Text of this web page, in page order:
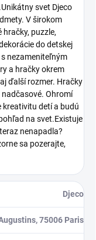
svet Djeco
V širokom
puzzle,
do detskej
nezameniteľným
a hračky okrem
ďalší rozmer. Hračky
Ohromí
detí a budú
na svet.Existuje
nenapadla?
sa pozerajte,
Djeco
75006 Paris